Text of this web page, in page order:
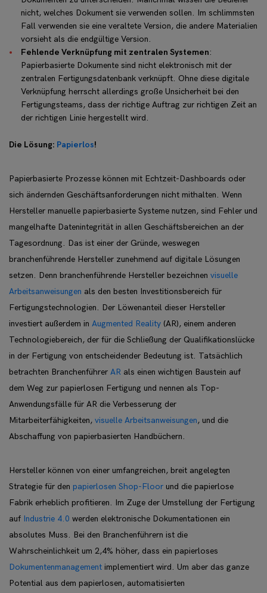
nicht, welches Dokument sie verwenden sollen. Im schlimmsten
Fall verwenden sie eine veraltete Version, die andere Materialien
vorsieht als die endgültige Version.
Fehlende Verknüpfung mit zentralen Systemen:
Papierbasierte Dokumente sind nicht elektronisch mit der
zentralen Fertigungsdatenbank verknüpft. Ohne diese digitale
Verknüpfung herrscht allerdings große Unsicherheit bei den
Fertigungsteams, dass der richtige Auftrag zur richtigen Zeit an
der richtigen Linie hergestellt wird.
Die Lösung: Papierlos!
Papierbasierte Prozesse können mit Echtzeit-Dashboards oder
sich ändernden Geschäftsanforderungen nicht mithalten. Wenn
Hersteller manuelle papierbasierte Systeme nutzen, sind Fehler und
mangelhafte Datenintegrität in allen Geschäftsbereichen an der
Tagesordnung. Das ist einer der Gründe, weswegen
branchenführende Hersteller zunehmend auf digitale Lösungen
setzen. Denn branchenführende Hersteller bezeichnen visuelle
Arbeitsanweisungen als den besten Investitionsbereich für
Fertigungstechnologien. Der Löwenanteil dieser Hersteller
investiert außerdem in Augmented Reality (AR), einem anderen
Technologiebereich, der für die Schließung der Qualifikationslücke
in der Fertigung von entscheidender Bedeutung ist. Tatsächlich
betrachten Branchenführer AR als einen wichtigen Baustein auf
dem Weg zur papierlosen Fertigung und nennen als Top-
Anwendungsfälle für AR die Verbesserung der
Mitarbeiterfähigkeiten, visuelle Arbeitsanweisungen, und die
Abschaffung von papierbasierten Handbüchern.
Hersteller können von einer umfangreichen, breit angelegten
Strategie für den papierlosen Shop-Floor und die papierlose
Fabrik erheblich profitieren. Im Zuge der Umstellung der Fertigung
auf Industrie 4.0 werden elektronische Dokumentationen ein
absolutes Muss. Bei den Branchenführern ist die
Wahrscheinlichkeit um 2,4% höher, dass ein papierloses
Dokumentenmanagement implementiert wird. Um aber das ganze
Potential aus dem papierlosen, automatisierten